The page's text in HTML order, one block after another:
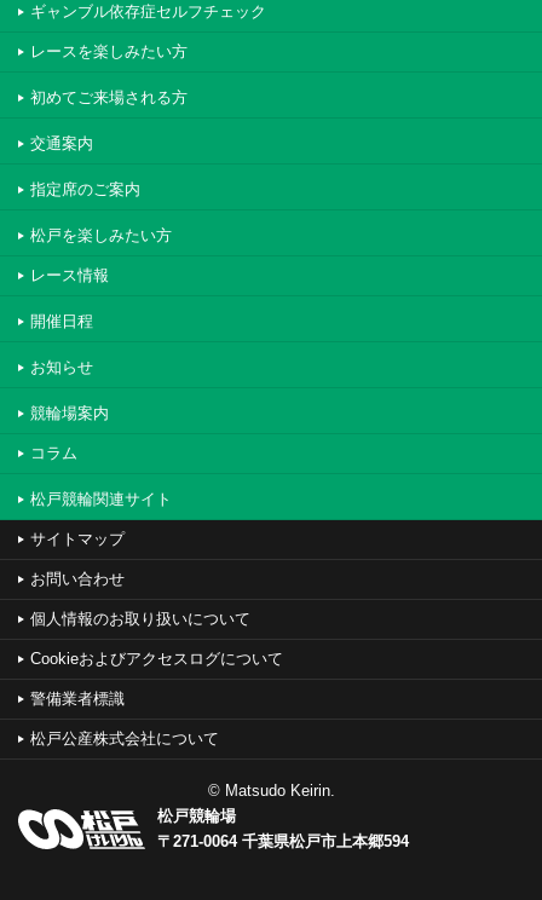
ギャンブル依存症セルフチェック
レースを楽しみたい方
初めてご来場される方
交通案内
指定席のご案内
松戸を楽しみたい方
レース情報
開催日程
お知らせ
競輪場案内
コラム
松戸競輪関連サイト
サイトマップ
お問い合わせ
個人情報のお取り扱いについて
Cookieおよびアクセスログについて
警備業者標識
松戸公産株式会社について
© Matsudo Keirin.
松戸競輪場
〒271-0064 千葉県松戸市上本郷594